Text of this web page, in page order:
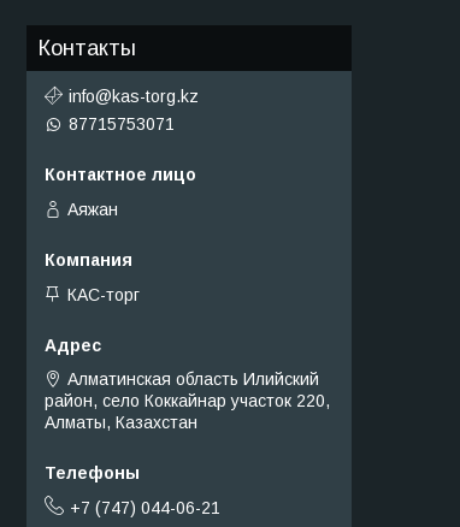
Контакты
info@kas-torg.kz
87715753071
Аяжан
КАС-торг
Алматинская область Илийский
район, село Коккайнар участок 220,
Алматы, Казахстан
+7 (747) 044-06-21